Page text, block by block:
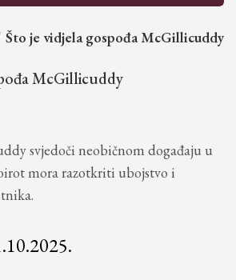
Što je vidjela gospođa McGillicuddy
McGillicuddy
svjedoči neobičnom događaju u
mora razotkriti ubojstvo i